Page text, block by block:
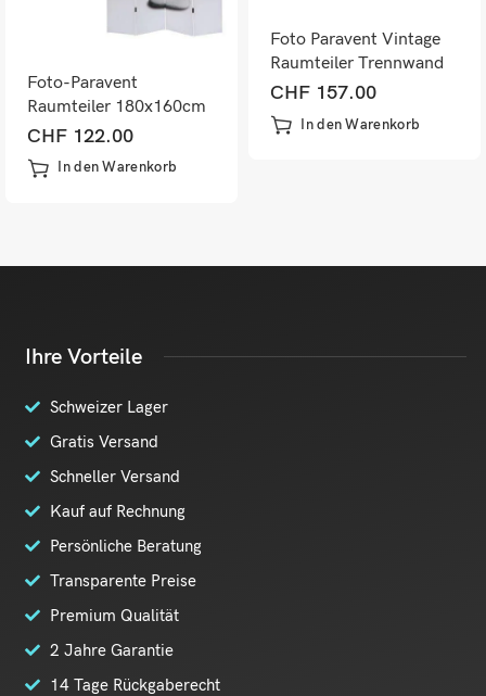
Foto-Paravent
Raumteiler 180x160cm
~ Kho Samui
CHF 122.00
In den Warenkorb
Foto Paravent Vintage
Raumteiler Trennwand
180x240cm Spruch
CHF 157.00
In den Warenkorb
Ihre Vorteile
Schweizer Lager
Gratis Versand
Schneller Versand
Kauf auf Rechnung
Persönliche Beratung
Transparente Preise
Premium Qualität
2 Jahre Garantie
14 Tage Rückgaberecht